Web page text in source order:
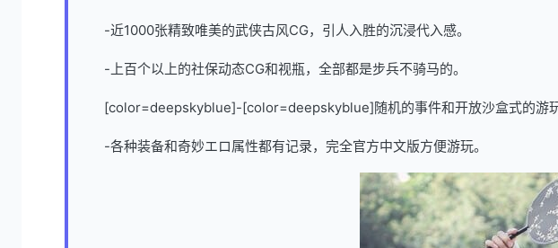
-近1000张精致唯美的武侠古风CG，引人入胜的沉浸代入感。
-上百个以上的社保动态CG和视瓶，全部都是步兵不骑马的。
[color=deepskyblue]-[color=deepskyblue]随机的事件和开放沙盒式的游玩
-各种装备和奇妙エロ属性都有记录，完全官方中文版方便游玩。